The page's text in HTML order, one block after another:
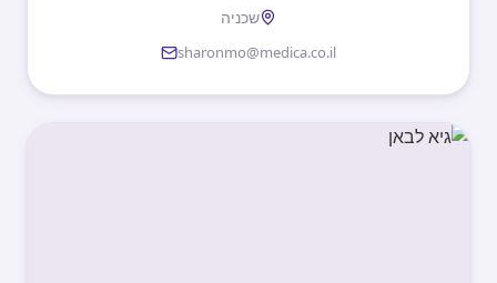
שכניה
sharonmo@medica.co.il